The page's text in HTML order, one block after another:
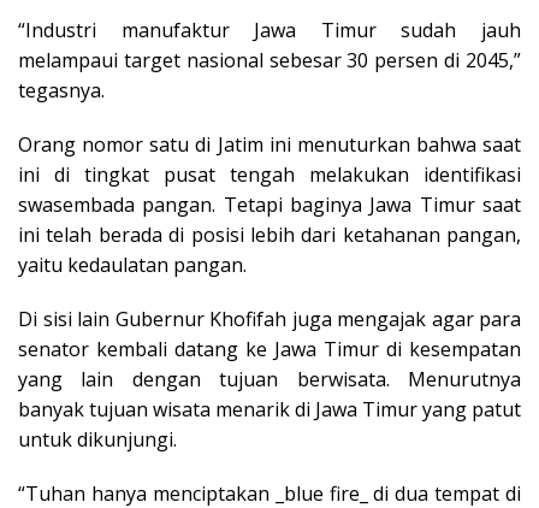
“Industri manufaktur Jawa Timur sudah jauh
melampaui target nasional sebesar 30 persen di 2045,”
tegasnya.
Orang nomor satu di Jatim ini menuturkan bahwa saat
ini di tingkat pusat tengah melakukan identifikasi
swasembada pangan. Tetapi baginya Jawa Timur saat
ini telah berada di posisi lebih dari ketahanan pangan,
yaitu kedaulatan pangan.
Di sisi lain Gubernur Khofifah juga mengajak agar para
senator kembali datang ke Jawa Timur di kesempatan
yang lain dengan tujuan berwisata. Menurutnya
banyak tujuan wisata menarik di Jawa Timur yang patut
untuk dikunjungi.
“Tuhan hanya menciptakan _blue fire_ di dua tempat di